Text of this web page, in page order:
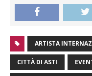
ARTISTA
CITTÀ DI ASTI